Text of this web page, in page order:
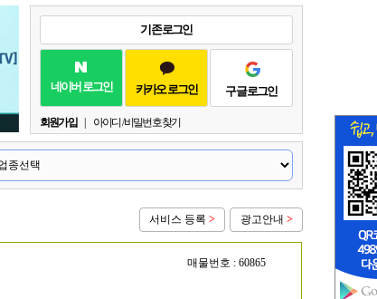
기존 로그인
네이버 로그인 카카오 로그인 구글 로그인
회원가입 아이디 / 비밀번호 찾기
광고안내 >
서비스 등록 >
매물번호 : 60865